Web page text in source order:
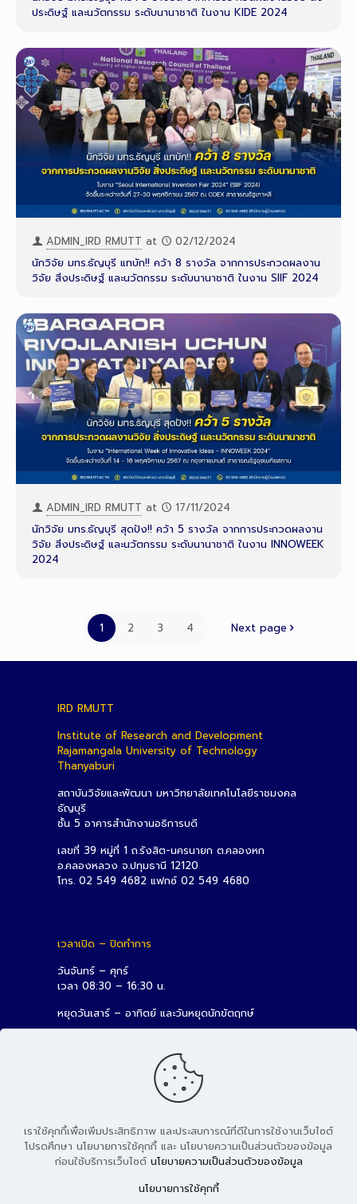
ประดิษฐ์ และนวัตกรรม ระดับนานาชาติ ในงาน KIDE 2024
ADMIN_IRD RMUTT at
02/12/2024
นักวิจัย มทร.ธัญบุรี แทบัก!! คว้า 8 รางวัล จากการประกวดผลงาน
วิจัย สิ่งประดิษฐ์ และนวัตกรรม ระดับนานาชาติ ในงาน SIIF 2024
ADMIN_IRD RMUTT at
17/11/2024
นักวิจัย มทร.ธัญบุรี สุดปัง!! คว้า 5 รางวัล จากการประกวดผลงาน
วิจัย สิ่งประดิษฐ์ และนวัตกรรม ระดับนานาชาติ ในงาน INNOWEEK
2024
1 2 3 4 Next page
IRD RMUTT
Institute of Research and Development
Rajamangala University of Technology
Thanyaburi
สถาบันวิจัยและพัฒนา มหาวิทยาลัยเทคโนโลยีราชมงคล
ธัญบุรี
ชั้น 5 อาคารสำนักงานอธิการบดี
เลขที่ 39 หมู่ที่ 1 ถ.รังสิต-นครนายก ต.คลองหก
อ.คลองหลวง จ.ปทุมธานี 12120
โทร. 02 549 4682 แฟกซ์ 02 549 4680
เวลาเปิด – ปิดทำการ
วันจันทร์ – ศุกร์
เวลา 08:30 – 16:30 น.
หยุดวันเสาร์ – อาทิตย์ และวันหยุดนักขัตฤกษ์
© 2026 สถาบันวิจัยและพัฒนา มหาวิทยาลัยเทคโนโลยีราชมงคล
ธัญบุรี
เราใช้คุกกี้เพื่อเพิ่มประสิทธิภาพ และประสบการณ์ที่ดีในการใช้งานเว็บไซต์
โปรดศึกษา นโยบายการใช้คุกกี้ และ นโยบายความเป็นส่วนตัวของข้อมูล
ก่อนใช้บริการเว็บไซต์ นโยบายความเป็นส่วนตัวของข้อมูล
นโยบายการใช้คุกกี้